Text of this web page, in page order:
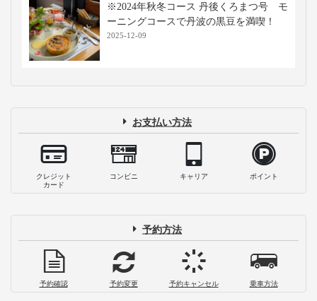
※2024年秋冬コース 丹後くろまつ号 モ
ーニングコースで丹波の黒豆を満喫！
2025-12-09
お支払い方法
クレジット
カード
コンビニ キャリア ポイント
予約方法
予約確認 予約変更 予約キャンセル 乗車方法